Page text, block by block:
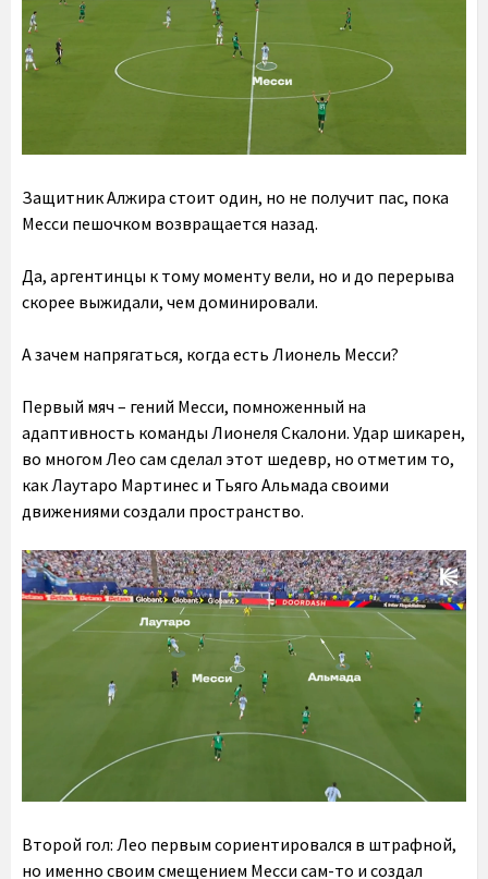
Защитник Алжира стоит один, но не получит пас, пока
Месси пешочком возвращается назад.
Да, аргентинцы к тому моменту вели, но и до перерыва
скорее выжидали, чем доминировали.
А зачем напрягаться, когда есть Лионель Месси?
Первый мяч – гений Месси, помноженный на
адаптивность команды Лионеля Скалони. Удар шикарен,
во многом Лео сам сделал этот шедевр, но отметим то,
как Лаутаро Мартинес и Тьяго Альмада своими
движениями создали пространство.
Второй гол: Лео первым сориентировался в штрафной,
но именно своим смещением Месси сам-то и создал